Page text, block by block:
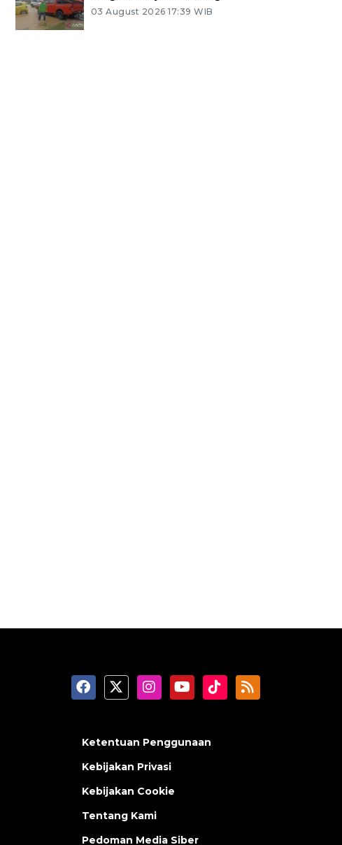
03 August 2026 17:39 WIB
Ketentuan Penggunaan
Kebijakan Privasi
Kebijakan Cookie
Tentang Kami
Pedoman Media Siber